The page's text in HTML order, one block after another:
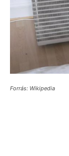
Forrás: Wikipedia